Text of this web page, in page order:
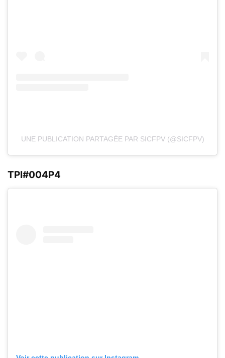
UNE PUBLICATION PARTAGÉE PAR SICFPV (@SICFPV)
TPI#004P4